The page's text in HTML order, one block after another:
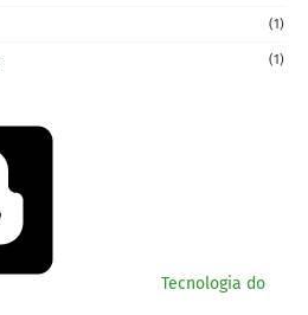
(1)
(1)
Tecnologia do